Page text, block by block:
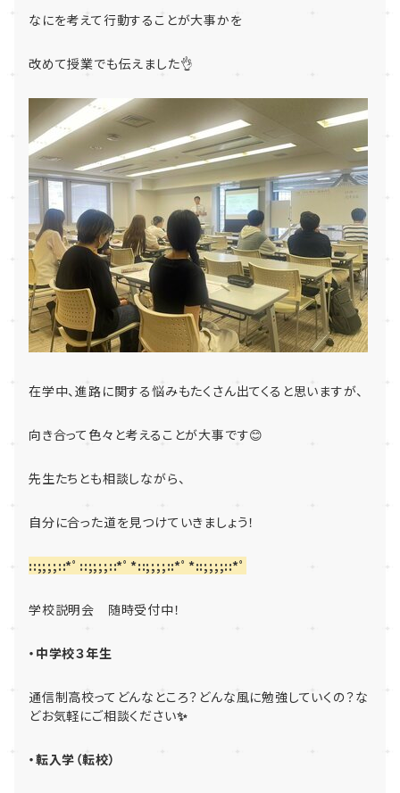
なにを考えて行動することが大事かを
改めて授業でも伝えました👌
在学中、進路に関する悩みもたくさん出てくると思いますが、
向き合って色々と考えることが大事です😊
先生たちとも相談しながら、
自分に合った道を見つけていきましょう！
::;;;;::*ﾟ::;;;;::*ﾟ*::;;;;::*ﾟ*::;;;;::*ﾟ
学校説明会 随時受付中！
・中学校３年生
通信制高校ってどんなところ？どんな風に勉強していくの？な
どお気軽にご相談ください✨
・転入学（転校）